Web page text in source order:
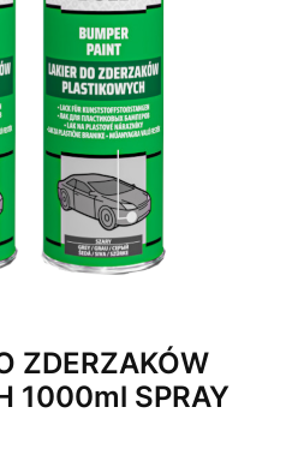
ZDERZAKÓW
1000ml SPRAY